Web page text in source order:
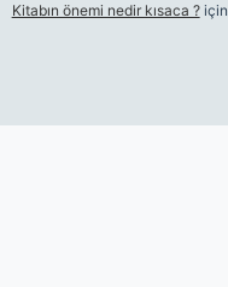
Kitabın önemi nedir kısaca ?için